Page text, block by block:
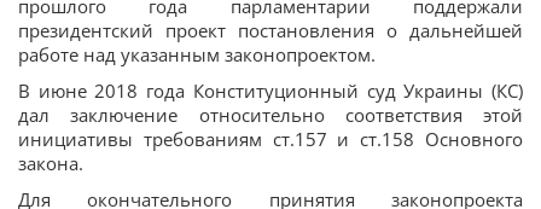
прошлого года парламентарии поддержали
президентский проект постановления о дальнейшей
работе над указанным законопроектом.
В июне 2018 года Конституционный суд Украины (КС)
дал заключение относительно соответствия этой
инициативы требованиям ст.157 и ст.158 Основного
закона.
Для окончательного принятия законопроекта